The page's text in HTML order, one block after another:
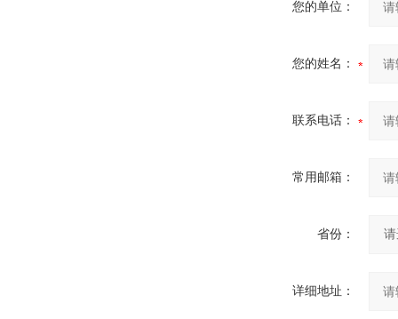
您的单位：
您的姓名：
联系电话：
常用邮箱：
省份：
详细地址：